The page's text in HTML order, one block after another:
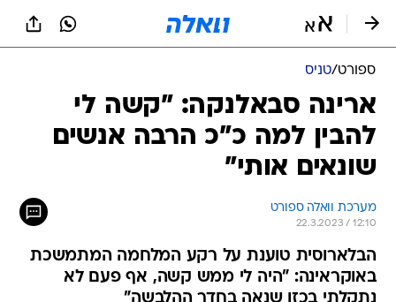
ספורט/טניס
ארינה סבאלנקה: "קשה לי
להבין למה כ"כ הרבה אנשים
שונאים אותי"
מערכת וואלה ספורט
22.3.2023 / 12:10
הבלארוסית טוענת על רקע המלחמה המתמשכת
באוקראינה: "היה לי ממש קשה, אף פעם לא